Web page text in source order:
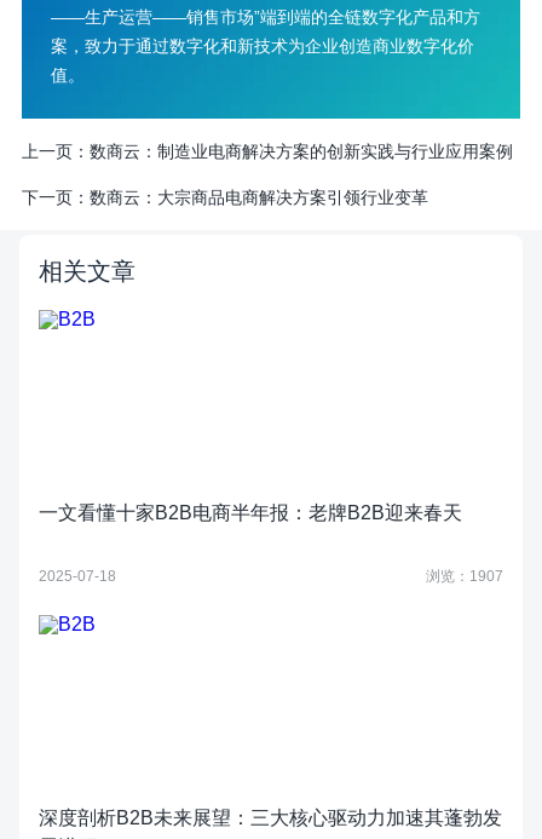
——生产运营——销售市场”端到端的全链数字化产品和方
案，致力于通过数字化和新技术为企业创造商业数字化价
值。
上一页： 数商云：制造业电商解决方案的创新实践与行业应用案例
下一页： 数商云：大宗商品电商解决方案引领行业变革
相关文章
一文看懂十家B2B电商半年报：老牌B2B迎来春天
2025-07-18 浏览：1907
深度剖析B2B未来展望：三大核心驱动力加速其蓬勃发